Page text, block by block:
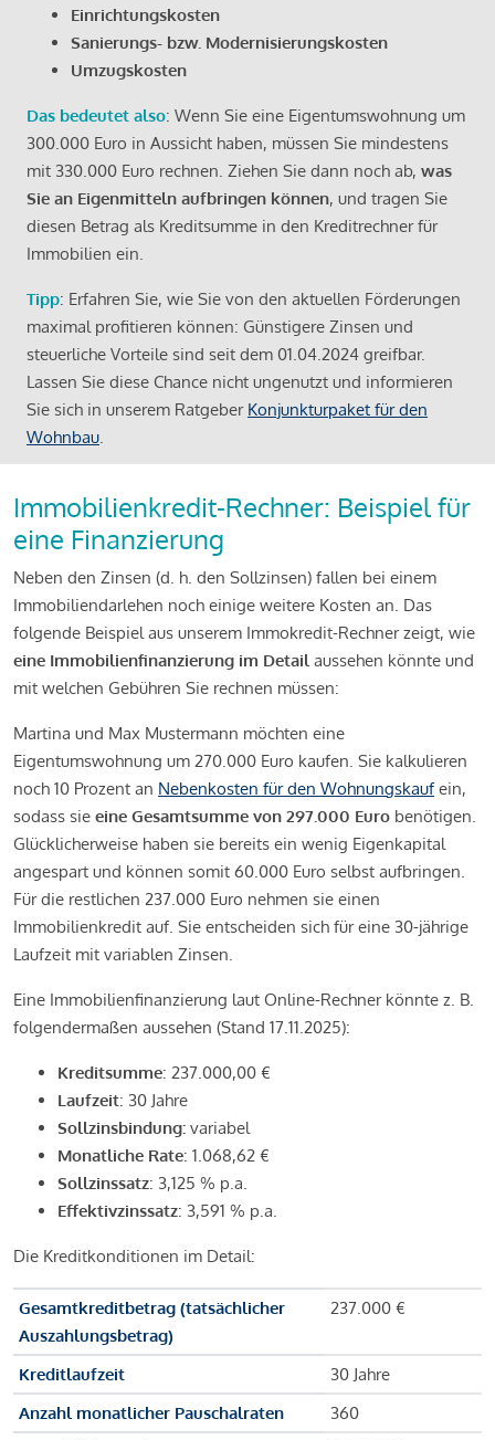
Einrichtungskosten
Sanierungs- bzw. Modernisierungskosten
Umzugskosten
Das bedeutet also: Wenn Sie eine Eigentumswohnung um
300.000 Euro in Aussicht haben, müssen Sie mindestens
mit 330.000 Euro rechnen. Ziehen Sie dann noch ab, was
Sie an Eigenmitteln aufbringen können, und tragen Sie
diesen Betrag als Kreditsumme in den Kreditrechner für
Immobilien ein.
Tipp: Erfahren Sie, wie Sie von den aktuellen Förderungen
maximal profitieren können: Günstigere Zinsen und
steuerliche Vorteile sind seit dem 01.04.2024 greifbar.
Lassen Sie diese Chance nicht ungenutzt und informieren
Sie sich in unserem Ratgeber Konjunkturpaket für den
Wohnbau.
Immobilienkredit-Rechner: Beispiel für
eine Finanzierung
Neben den Zinsen (d. h. den Sollzinsen) fallen bei einem
Immobiliendarlehen noch einige weitere Kosten an. Das
folgende Beispiel aus unserem Immokredit-Rechner zeigt, wie
eine Immobilienfinanzierung im Detail aussehen könnte und
mit welchen Gebühren Sie rechnen müssen:
Martina und Max Mustermann möchten eine
Eigentumswohnung um 270.000 Euro kaufen. Sie kalkulieren
noch 10 Prozent an Nebenkosten für den Wohnungskaufein,
sodass sie eine Gesamtsumme von 297.000 Euro benötigen.
Glücklicherweise haben sie bereits ein wenig Eigenkapital
angespart und können somit 60.000 Euro selbst aufbringen.
Für die restlichen 237.000 Euro nehmen sie einen
Immobilienkredit auf. Sie entscheiden sich für eine 30-jährige
Laufzeit mit variablen Zinsen.
Eine Immobilienfinanzierung laut Online-Rechner könnte z. B.
folgendermaßen aussehen (Stand 17.11.2025):
Kreditsumme: 237.000,00 €
Laufzeit: 30 Jahre
Sollzinsbindung: variabel
Monatliche Rate: 1.068,62 €
Sollzinssatz: 3,125 % p.a.
Effektivzinssatz: 3,591 % p.a.
Die Kreditkonditionen im Detail:
Gesamtkreditbetrag (tatsächlicher
Auszahlungsbetrag)
237.000 €
Kreditlaufzeit
30 Jahre
Anzahl monatlicher Pauschalraten
360